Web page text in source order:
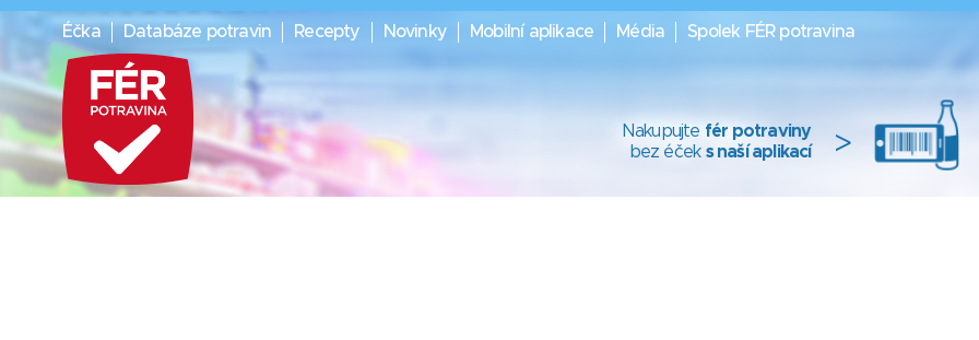
Éčka Databáze potravin Recepty Novinky Mobilní aplikace Média Spolek FÉR potravina
Nakupujte fér potraviny
bez éček s naší aplikací >